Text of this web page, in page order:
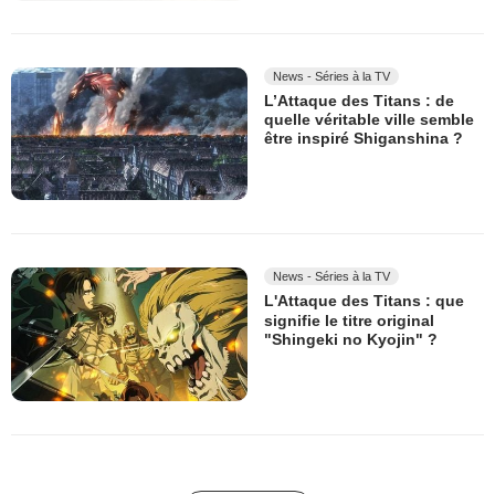
News - Séries à la TV
L’Attaque des Titans : de
quelle véritable ville semble
être inspiré Shiganshina ?
News - Séries à la TV
L'Attaque des Titans : que
signifie le titre original
"Shingeki no Kyojin" ?